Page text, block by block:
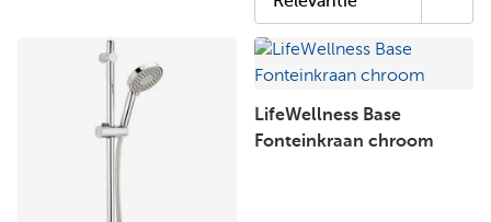
LifeWellness Base
Fonteinkraan chroom